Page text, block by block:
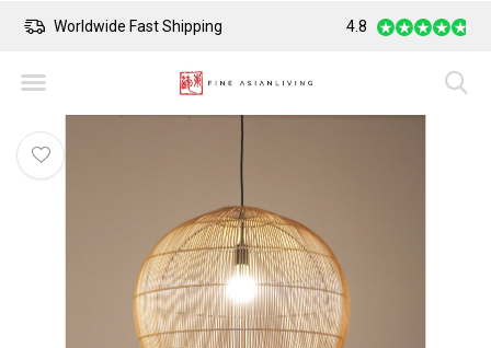
Worldwide Fast Shipping Safe Payment
4.8